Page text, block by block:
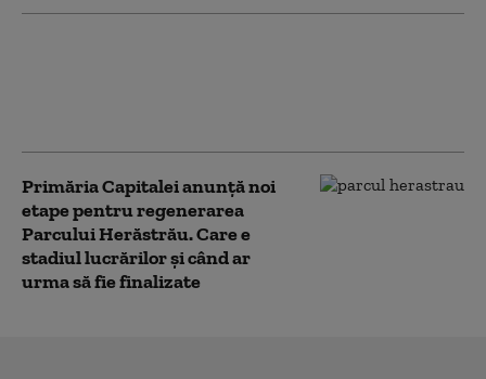
Primăria Capitalei anunță noi
etape pentru regenerarea
Parcului Herăstrău. Care e
stadiul lucrărilor și când ar
urma să fie finalizate